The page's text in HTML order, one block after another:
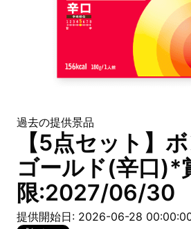
過去の提供景品
【5点セット】
ゴールド(辛口)*
限:2027/06/30
提供開始日: 2026-06-28